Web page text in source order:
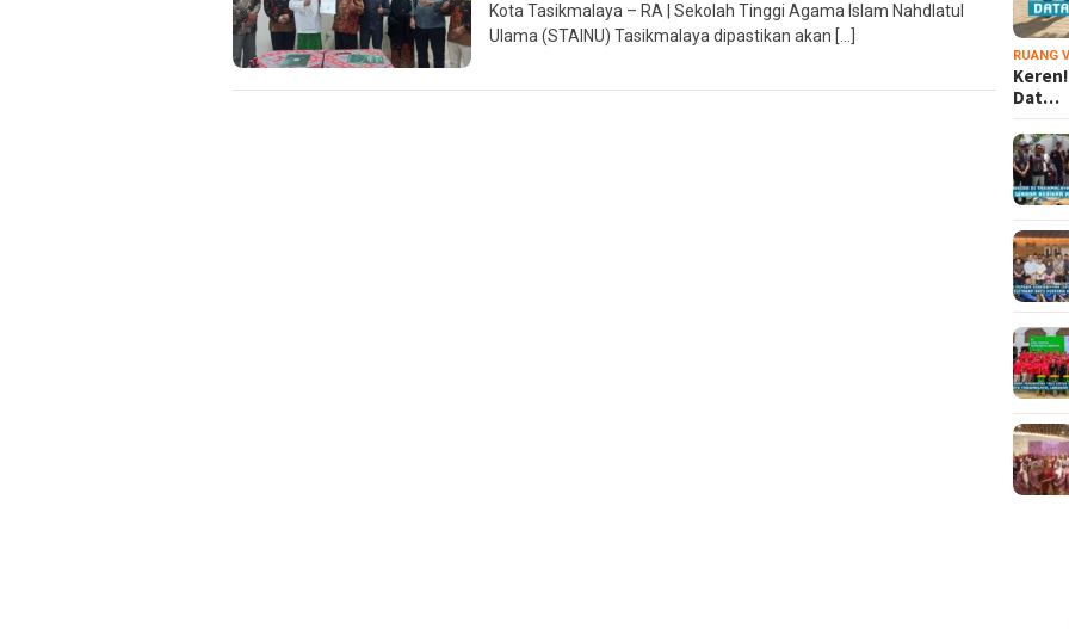
Kota Tasikmalaya – RA | Sekolah Tinggi Agama Islam Nahdlatul
Ulama (STAINU) Tasikmalaya dipastikan akan […]
RUANG
Dat…